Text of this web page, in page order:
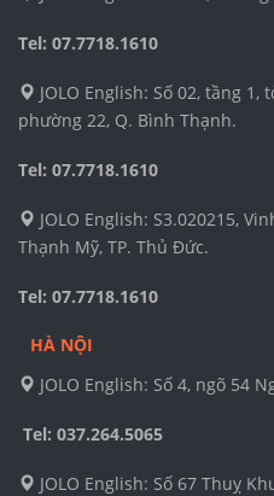
Tel: 07.7718.1610
JOLO English: Số 02, tầng 1,
phường 22, Q. Bình Thạnh.
Tel: 07.7718.1610
JOLO English: S3.020215,
Thạnh Mỹ, TP. Thủ Đức.
Tel: 07.7718.1610
HÀ NỘI
JOLO English: Số 4, ngõ 54
Tel: 037.264.5065
JOLO English: Số 67